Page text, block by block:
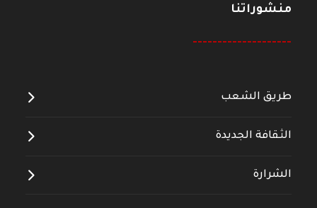
منشوراتنا
--------------------
طريق الشعب
الثقافة الجديدة
الشرارة